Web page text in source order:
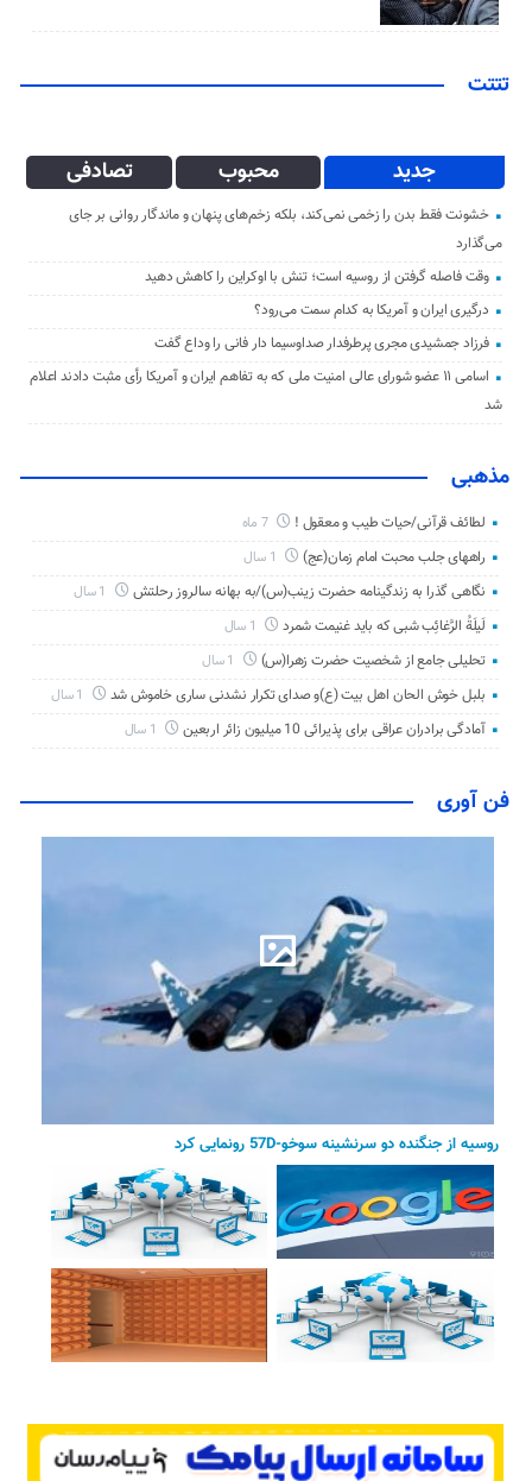
تتتت
جدید محبوب تصادفی
خشونت فقط بدن را زخمی نمی‌کند، بلکه زخم‌های پنهان و ماندگار روانی بر جای
می‌گذارد
وقت فاصله گرفتن از روسیه است؛ تنش با اوکراین را کاهش دهید
درگیری ایران و آمریکا به کدام سمت می‌رود؟
فرزاد جمشیدی مجری پرطرفدار صداوسیما دار فانی را وداع گفت
اسامی ۱۱ عضو شورای عالی امنیت ملی که به تفاهم ایران و آمریکا رأی مثبت دادند اعلام
شد
مذهبی
لطائف قرآنی/حیات طیب و معقول ! 7 ماه
راههای جلب محبت امام زمان(عج)
نگاهی گذرا به زندگینامه حضرت زینب(س)/به بهانه سالروز رحلتش
لَیلَةُ الرَّغائِب شبی که باید غنیمت شمرد
تحلیلی جامع از شخصیت حضرت زهرا(س)
بلبل خوش الحان اهل بیت (ع)و صدای تکرار نشدنی ساری خاموش شد
آمادگی برادران عراقی برای پذیرائی 10 میلیون زائر اربعین
فن آوری
روسیه از جنگنده دو سرنشینه سوخو-57D رونمایی کرد